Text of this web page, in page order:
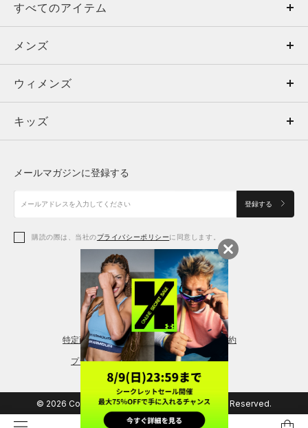
すべてのアイテム
メンズ
ウィメンズ
キッズ
アクセサリー
メンズ
トップス
ボトムス
アクセサリー
ウィメンズ
トップス
シューズ
アクセサリー
レギンス＆タイツ
キッズ
シューズ
メールマガジンに登録する
登録する
購読の際は、当社のプライバシーポリシーに同意します。
特定商取引法に基づく通販の表記 会員規約
プライバシーポリシー
© 2026 Copyright DOME Corporation. All Rights Reserved.